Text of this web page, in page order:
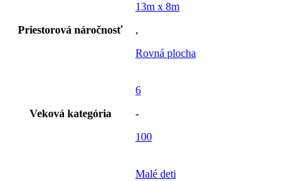
Priestorová náročnosť
13m x 8m
,
Rovná plocha
Veková kategória
6
-
100
Malé deti